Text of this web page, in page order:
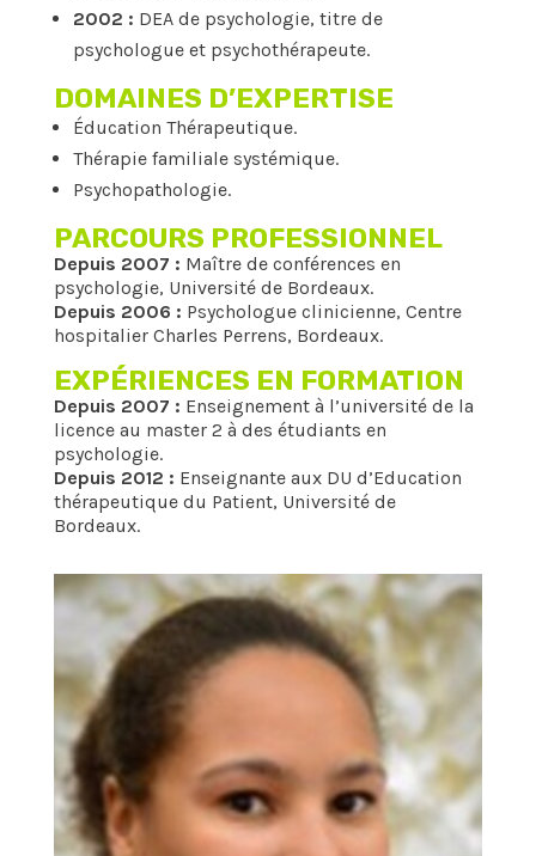
2002 : DEA de psychologie, titre de
psychologue et psychothérapeute.
DOMAINES D’EXPERTISE
Éducation Thérapeutique.
Thérapie familiale systémique.
Psychopathologie.
PARCOURS PROFESSIONNEL
Depuis 2007 : Maître de conférences en
psychologie, Université de Bordeaux.
Depuis 2006 : Psychologue clinicienne, Centre
hospitalier Charles Perrens, Bordeaux.
EXPÉRIENCES EN FORMATION
Depuis 2007 : Enseignement à l’université de la
licence au master 2 à des étudiants en
psychologie.
Depuis 2012 : Enseignante aux DU d’Education
thérapeutique du Patient, Université de
Bordeaux.